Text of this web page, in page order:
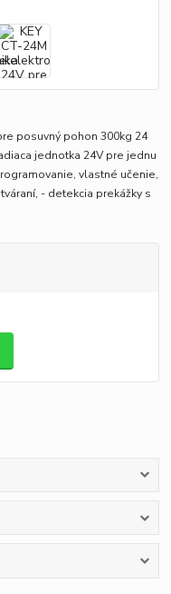
posuvný pohon 300kg 24
jednotka 24V pre jednu
vlastné učenie,
- detekcia prekážky s